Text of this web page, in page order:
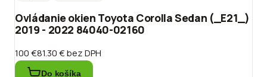
Ovládanie okien Toyota Corolla Sedan (_E21_)
2019 - 2022 84040-02160
100 €81.30 €bez DPH
Do košíka